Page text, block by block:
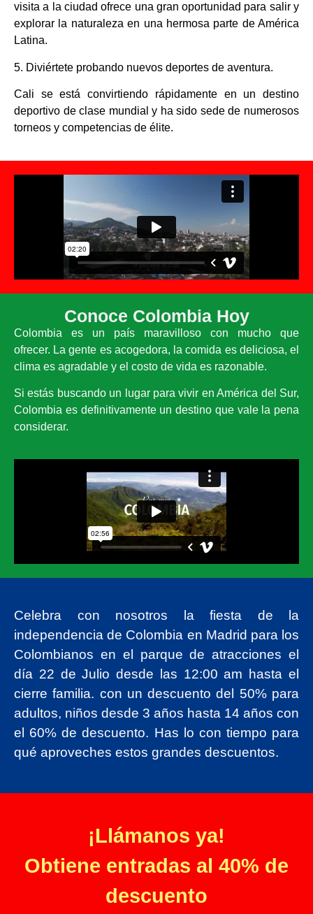
visita a la ciudad ofrece una gran oportunidad para salir y
explorar la naturaleza en una hermosa parte de América
Latina.
5. Diviértete probando nuevos deportes de aventura.
Cali se está convirtiendo rápidamente en un destino
deportivo de clase mundial y ha sido sede de numerosos
torneos y competencias de élite.
Conoce Colombia Hoy
Colombia es un país maravilloso con mucho que
ofrecer. La gente es acogedora, la comida es deliciosa, el
clima es agradable y el costo de vida es razonable.
Si estás buscando un lugar para vivir en América del Sur,
Colombia es definitivamente un destino que vale la pena
considerar.
Celebra con nosotros la fiesta de la
independencia de Colombia en Madrid para los
Colombianos en el parque de atracciones el
día 22 de Julio desde las 12:00 am hasta el
cierre familia. con un descuento del 50% para
adultos, niños desde 3 años hasta 14 años con
el 60% de descuento. Has lo con tiempo para
qué aproveches estos grandes descuentos.
¡Llámanos ya!
Obtiene entradas al 40% de
descuento